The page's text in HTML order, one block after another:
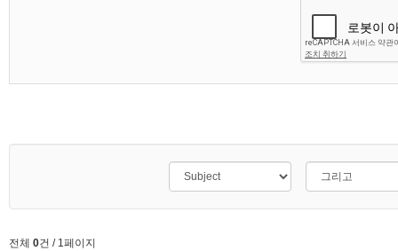
전체 0건 / 1페이지